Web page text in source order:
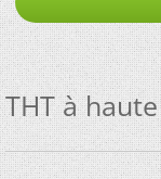
THT à